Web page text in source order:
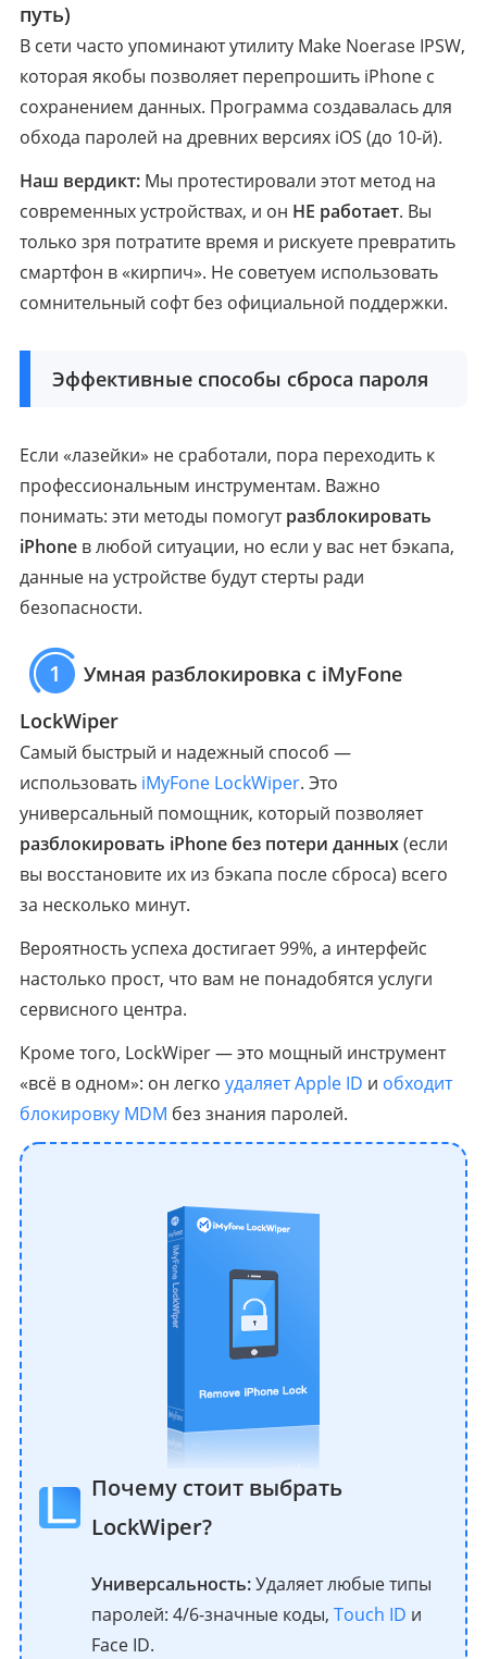
путь)
В сети часто упоминают утилиту Make Noerase IPSW,
которая якобы позволяет перепрошить iPhone с
сохранением данных. Программа создавалась для
обхода паролей на древних версиях iOS (до 10-й).
Наш вердикт: Мы протестировали этот метод на
современных устройствах, и он НЕ работает. Вы
только зря потратите время и рискуете превратить
смартфон в «кирпич». Не советуем использовать
сомнительный софт без официальной поддержки.
Эффективные способы сброса пароля
Если «лазейки» не сработали, пора переходить к
профессиональным инструментам. Важно
понимать: эти методы помогутразблокировать
iPhone в любой ситуации, но если у вас нет бэкапа,
данные на устройстве будут стерты ради
безопасности.
1
Умная разблокировка с iMyFone
LockWiper
Самый быстрый и надежный способ —
использовать iMyFone LockWiper. Это
универсальный помощник, который позволяет
разблокировать iPhone без потери данных(если
вы восстановите их из бэкапа после сброса) всего
за несколько минут.
Вероятность успеха достигает 99%, а интерфейс
настолько прост, что вам не понадобятся услуги
сервисного центра.
Кроме того, LockWiper — это мощный инструмент
«всё в одном»: он легко удаляет Apple ID и обходит
блокировку MDM без знания паролей.
Почему стоит выбрать
LockWiper?
Универсальность:Удаляет любые типы
паролей: 4/6-значные коды, Touch ID и
Face ID.